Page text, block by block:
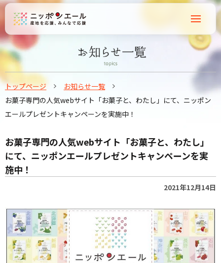
トップページ
お知らせ一覧
お菓子専門の人気webサイト「お菓子と、わたし」にて、ニッポン
エールプレゼントキャンペーンを実施中！
お菓子専門の人気webサイト「お菓子と、わたし」
にて、ニッポンエールプレゼントキャンペーンを実
施中！
2021年12月14日